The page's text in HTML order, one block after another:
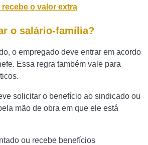
o valor extra
o salário-família?
o empregado deve entrar em acordo
Essa regra também vale para
solicitar o benefício ao sindicado ou
mão de obra em que ele está
ou recebe benefícios